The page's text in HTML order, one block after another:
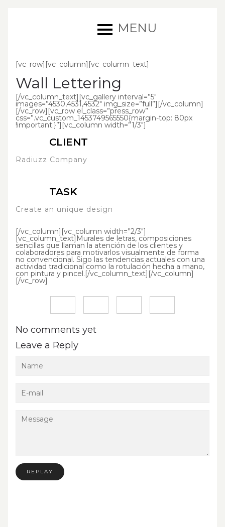
MENU
[vc_row][vc_column][vc_column_text]
Wall Lettering
[/vc_column_text][vc_gallery interval=”5″
images=”4530,4531,4532″ img_size=”full”][/vc_column]
[/vc_row][vc_row el_class=”press_row”
css=”.vc_custom_1453749565550{margin-top: 80px
!important;}”][vc_column width=”1/3″]
CLIENT
Radiuzz Company
TASK
Create an unique design
[/vc_column][vc_column width=”2/3″]
[vc_column_text]Murales de letras, composiciones
sencillas que llaman la atención de los clientes y
colaboradores para motivarlos visualmente de forma
no convencional. Sigo las tendencias actuales con una
actividad tradicional como la rotulación hecha a mano,
con pintura y pincel.[/vc_column_text][/vc_column]
[/vc_row]
No comments yet
Leave a Reply
REPLAY